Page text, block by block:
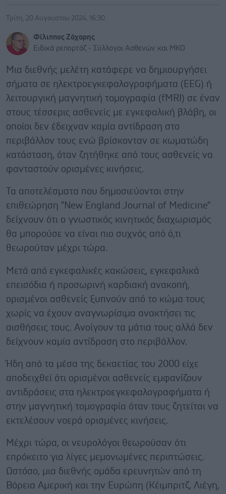
Τρίτη, 20 Αυγούστου 2024, 16:30
Φίλιππος Ζάχαρης
Ειδικά ρεπορτάζ - Σύλλογοι Ασθενών και ΜΚΟ
Μια διεθνής μελέτη κατάφερε να δημιουργήσει
σήματα σε ηλεκτροεγκεφαλογραφήματα (EEG) ή
λειτουργική μαγνητική τομογραφία (fMRI) σε έναν
στους τέσσερις ασθενείς με εγκεφαλική βλάβη, οι
οποίοι δεν έδειχναν καμία αντίδραση στο
περιβάλλον τους ενώ βρίσκονταν σε κωματώδη
κατάσταση, όταν ζητήθηκε από τους ασθενείς να
φανταστούν ορισμένες κινήσεις.
Τα αποτελέσματα που δημοσιεύονται στην
επιθεώρηση "New England Journal of Medicine"
δείχνουν ότι ο γνωστικός κινητικός διαχωρισμός
θα μπορούσε να είναι πιο συχνός από ό,τι
θεωρούταν μέχρι τώρα.
Μετά από εγκεφαλικές κακώσεις, εγκεφαλικά
επεισόδια ή προσωρινή καρδιακή ανακοπή,
ορισμένοι ασθενείς ξυπνούν από το κώμα τους
χωρίς να έχουν αναγνωρίσιμα ανακτήσει τις
αισθήσεις τους. Ανοίγουν τα μάτια τους αλλά δεν
δείχνουν καμία αντίδραση στο περιβάλλον.
Ήδη από τα μέσα της δεκαετίας του 2000 είχε
αποδειχθεί ότι ορισμένοι ασθενείς εμφανίζουν
αντιδράσεις στα ηλεκτροεγκεφαλογραφήματα ή
στην μαγνητική τομογραφία όταν τους ζητείται να
εκτελέσουν νοερά ορισμένες κινήσεις.
Μέχρι τώρα, οι νευρολόγοι θεωρούσαν ότι
επρόκειτο για λίγες μεμονωμένες περιπτώσεις.
Ωστόσο, μια διεθνής ομάδα ερευνητών από τη
Βόρεια Αμερική και την Ευρώπη (Κέιμπριτζ, Λιέγη,